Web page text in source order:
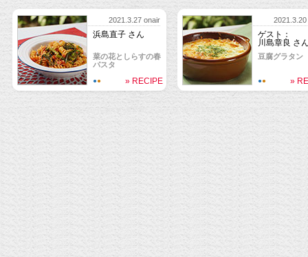
2021.3.27 onair
浜島直子 さん
菜の花としらすの春
パスタ
●● » RECIPE
ゲスト：
川島章良 さ
豆腐グラタン
●● »